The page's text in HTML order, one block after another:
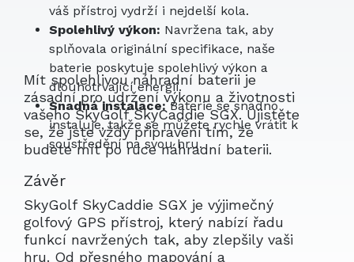
váš přístroj vydrží i nejdelší kola.
Spolehlivý výkon: Navržena tak, aby
splňovala originální specifikace, naše
baterie poskytuje spolehlivý výkon a
dlouhotrvající energii.
Snadná instalace:Baterie se snadno
instaluje, takže se můžete rychle vrátit k
soustředění na svou hru.
Mít spolehlivou náhradní baterii je
zásadní pro udržení výkonu a životnosti
vašeho SkyGolf SkyCaddie SGX. Ujistěte
se, že jste vždy připraveni tím, že
budete mít po ruce náhradní baterii.
Závěr
SkyGolf SkyCaddie SGX je výjimečný
golfový GPS přístroj, který nabízí řadu
funkcí navržených tak, aby zlepšily vaši
hru. Od přesného mapování a